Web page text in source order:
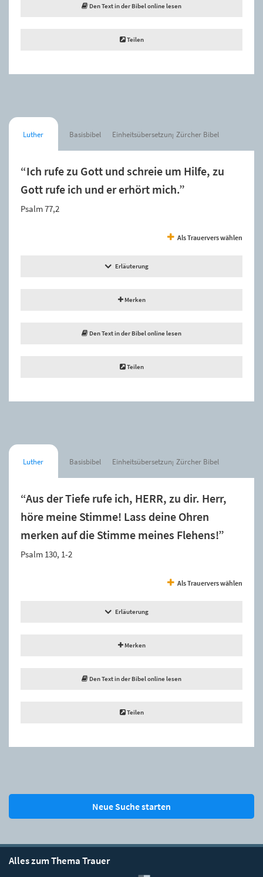
Den Text in der Bibel online lesen
Teilen
Luther Basisbibel Einheitsübersetzung Zürcher Bibel
“Ich rufe zu Gott und schreie um Hilfe, zu
Gott rufe ich und er erhört mich.”
Psalm 77,2
Als Trauervers wählen
Erläuterung
Merken
Den Text in der Bibel online lesen
Teilen
Luther Basisbibel Einheitsübersetzung Zürcher Bibel
“Aus der Tiefe rufe ich, HERR, zu dir. Herr,
höre meine Stimme! Lass deine Ohren
merken auf die Stimme meines Flehens!”
Psalm 130, 1-2
Als Trauervers wählen
Erläuterung
Merken
Den Text in der Bibel online lesen
Teilen
Neue Suche starten
Alles zum Thema Trauer